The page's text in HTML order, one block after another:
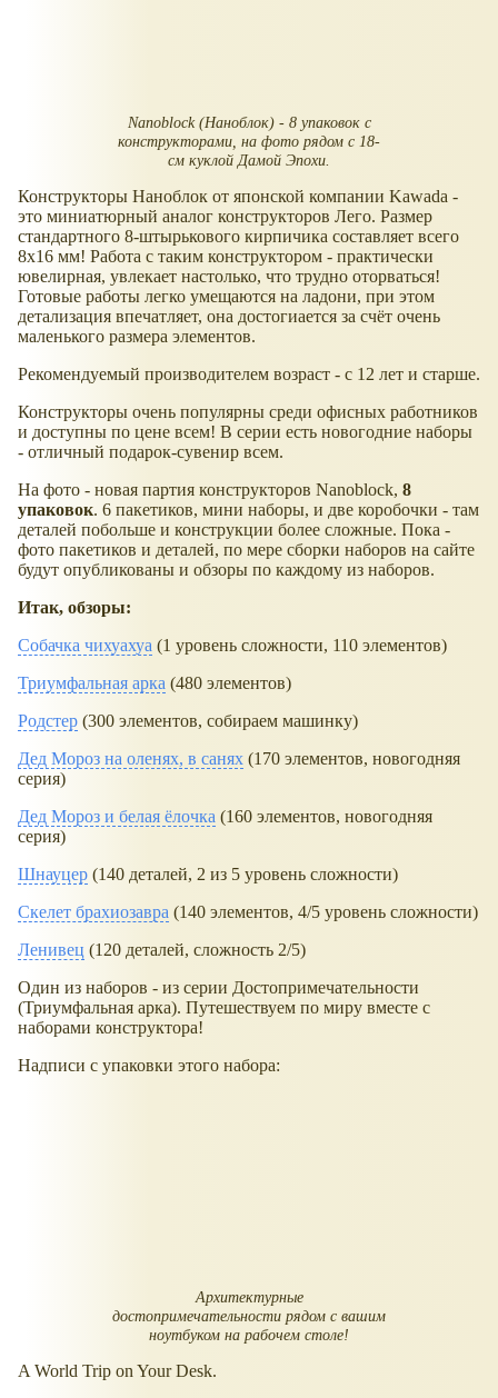
Nanoblock (Наноблок) - 8 упаковок с
конструкторами, на фото рядом с 18-
см куклой Дамой Эпохи.
Конструкторы Наноблок от японской компании Kawada -
это миниатюрный аналог конструкторов Лего. Размер
стандартного 8-штырькового кирпичика составляет всего
8х16 мм! Работа с таким конструктором - практически
ювелирная, увлекает настолько, что трудно оторваться!
Готовые работы легко умещаются на ладони, при этом
детализация впечатляет, она достогиается за счёт очень
маленького размера элементов.
Рекомендуемый производителем возраст - с 12 лет и старше.
Конструкторы очень популярны среди офисных работников
и доступны по цене всем! В серии есть новогодние наборы
- отличный подарок-сувенир всем.
На фото - новая партия конструкторов Nanoblock, 8
упаковок. 6 пакетиков, мини наборы, и две коробочки - там
деталей побольше и конструкции более сложные. Пока -
фото пакетиков и деталей, по мере сборки наборов на сайте
будут опубликованы и обзоры по каждому из наборов.
Итак, обзоры:
Собачка чихуахуа (1 уровень сложности, 110 элементов)
Триумфальная арка (480 элементов)
Родстер (300 элементов, собираем машинку)
Дед Мороз на оленях, в санях (170 элементов, новогодняя
серия)
Дед Мороз и белая ёлочка (160 элементов, новогодняя
серия)
Шнауцер (140 деталей, 2 из 5 уровень сложности)
Скелет брахиозавра (140 элементов, 4/5 уровень сложности)
Ленивец (120 деталей, сложность 2/5)
Один из наборов - из серии Достопримечательности
(Триумфальная арка). Путешествуем по миру вместе с
наборами конструктора!
Надписи с упаковки этого набора:
Архитектурные
достопримечательности рядом с вашим
ноутбуком на рабочем столе!
A World Trip on Your Desk.